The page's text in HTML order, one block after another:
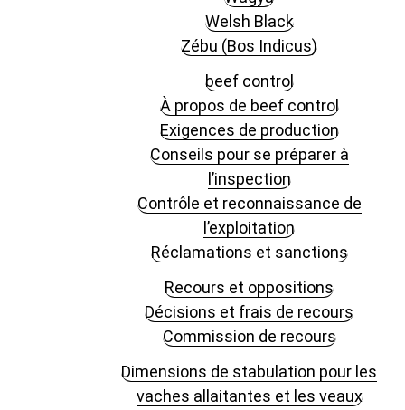
Welsh Black
Zébu (Bos Indicus)
beef control
À propos de beef control
Exigences de production
Conseils pour se préparer à
l’inspection
Contrôle et reconnaissance de
l’exploitation
Réclamations et sanctions
Recours et oppositions
Décisions et frais de recours
Commission de recours
Dimensions de stabulation pour les
vaches allaitantes et les veaux